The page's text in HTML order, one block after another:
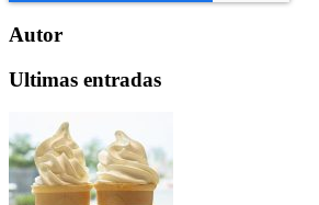
Autor
Ultimas entradas